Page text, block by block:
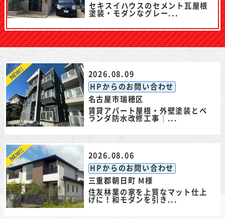
セキスイハウスのセメント瓦屋根
塗装・モダンなグレー...
2026.08.09
HPからのお問い合わせ
名古屋市瑞穂区
賃貸アパート屋根・外壁塗装とベ
ランダ防水改修工事｜...
2026.08.06
HPからのお問い合わせ
三重郡朝日町 M様
住友林業の家を上質なマット仕上
げに！和モダンを引き...